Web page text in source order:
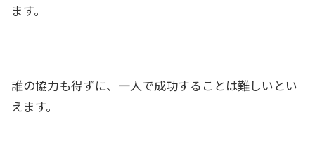
ます。
誰の協力も得ずに、一人で成功することは難しいとい
えます。